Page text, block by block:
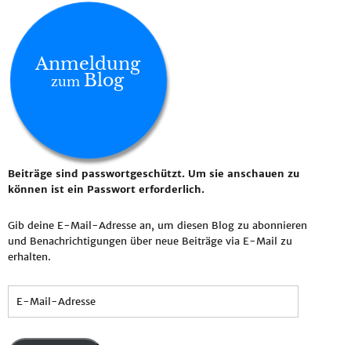
Anmeldung
zum Blog
Beiträge sind passwortgeschützt. Um sie anschauen zu
können ist ein Passwort erforderlich.
Gib deine E-Mail-Adresse an, um diesen Blog zu abonnieren
und Benachrichtigungen über neue Beiträge via E-Mail zu
erhalten.